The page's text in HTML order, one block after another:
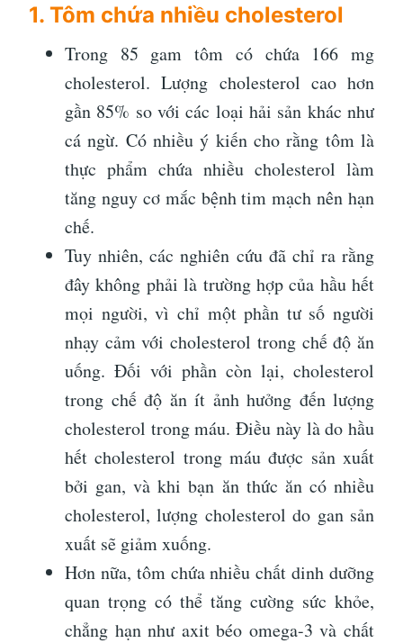
1. Tôm chứa nhiều cholesterol
Trong 85 gam tôm có chứa 166 mg
cholesterol. Lượng cholesterol cao hơn
gần 85% so với các loại hải sản khác như
cá ngừ. Có nhiều ý kiến ​​cho rằng tôm là
thực phẩm chứa nhiều cholesterol làm
tăng nguy cơ mắc bệnh tim mạch nên hạn
chế.
Tuy nhiên, các nghiên cứu đã chỉ ra rằng
đây không phải là trường hợp của hầu hết
mọi người, vì chỉ một phần tư số người
nhạy cảm với cholesterol trong chế độ ăn
uống. Đối với phần còn lại, cholesterol
trong chế độ ăn ít ảnh hưởng đến lượng
cholesterol trong máu. Điều này là do hầu
hết cholesterol trong máu được sản xuất
bởi gan, và khi bạn ăn thức ăn có nhiều
cholesterol, lượng cholesterol do gan sản
xuất sẽ giảm xuống.
Hơn nữa, tôm chứa nhiều chất dinh dưỡng
quan trọng có thể tăng cường sức khỏe,
chẳng hạn như axit béo omega-3 và chất